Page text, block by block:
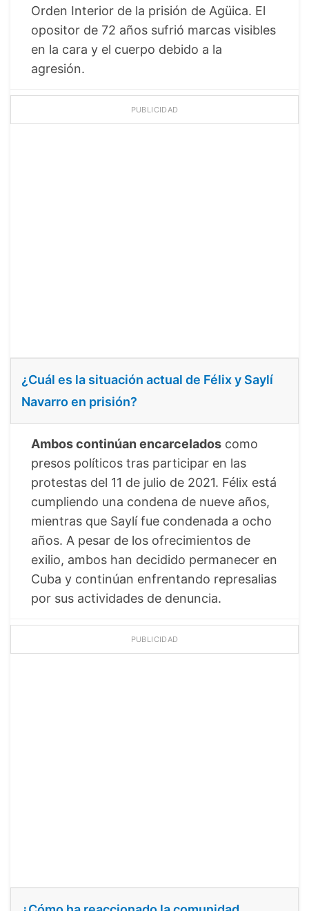
Orden Interior de la prisión de Agüica. El
opositor de 72 años sufrió marcas visibles
en la cara y el cuerpo debido a la
agresión.
PUBLICIDAD
¿Cuál es la situación actual de Félix y Saylí
Navarro en prisión?
Ambos continúan encarcelados como
presos políticos tras participar en las
protestas del 11 de julio de 2021. Félix está
cumpliendo una condena de nueve años,
mientras que Saylí fue condenada a ocho
años. A pesar de los ofrecimientos de
exilio, ambos han decidido permanecer en
Cuba y continúan enfrentando represalias
por sus actividades de denuncia.
PUBLICIDAD